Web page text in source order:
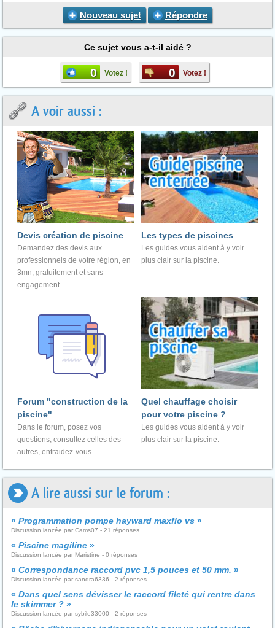
Nouveau sujet Répondre
Ce sujet vous a-t-il aidé ?
0 Votez ! 0 Votez !
A voir aussi :
Devis création de piscine
Demandez des devis aux
professionnels de votre région, en
3mn, gratuitement et sans
engagement.
Les types de piscines
Les guides vous aident à y voir
plus clair sur la piscine.
Forum "construction de la
piscine"
Dans le forum, posez vos
questions, consultez celles des
autres, entraidez-vous.
Quel chauffage choisir
pour votre piscine ?
Les guides vous aident à y voir
plus clair sur la piscine.
A lire aussi sur le forum :
« Programmation pompe hayward maxflo vs »
Discussion lancée par Cams07 - 21 réponses
« Piscine magiline »
Discussion lancée par Maristine - 0 réponses
« Correspondance raccord pvc 1,5 pouces et 50 mm. »
Discussion lancée par sandra6336 - 2 réponses
« Dans quel sens dévisser le raccord fileté qui rentre dans
le skimmer ? »
Discussion lancée par sybile33000 - 2 réponses